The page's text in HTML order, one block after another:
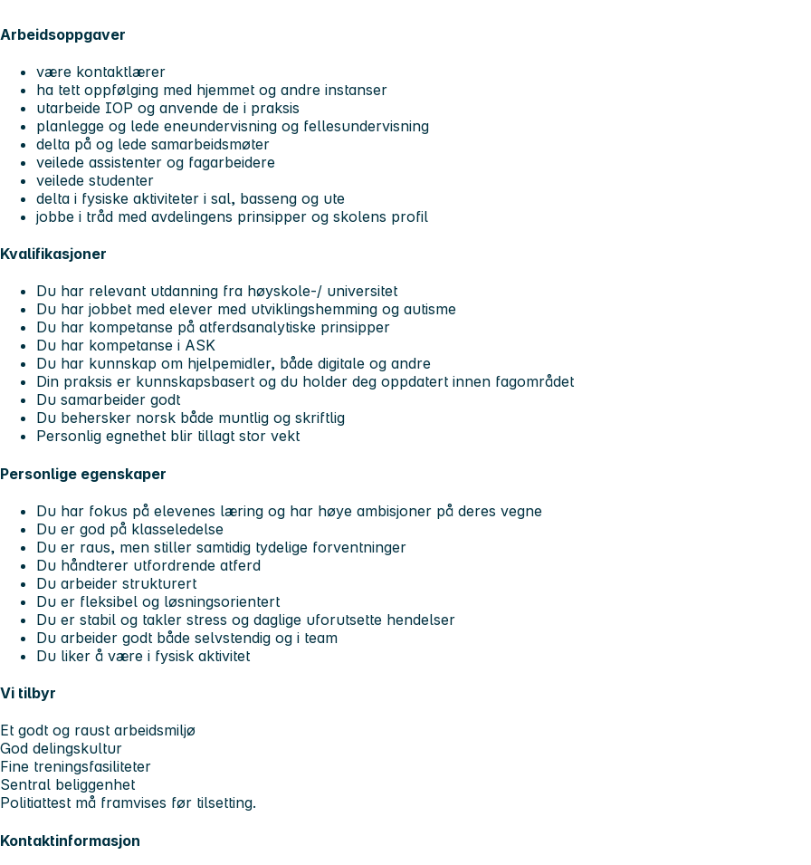
Arbeidsoppgaver
være kontaktlærer
ha tett oppfølging med hjemmet og andre instanser
utarbeide IOP og anvende de i praksis
planlegge og lede eneundervisning og fellesundervisning
delta på og lede samarbeidsmøter
veilede assistenter og fagarbeidere
veilede studenter
delta i fysiske aktiviteter i sal, basseng og ute
jobbe i tråd med avdelingens prinsipper og skolens profil
Kvalifikasjoner
Du har relevant utdanning fra høyskole-/ universitet
Du har jobbet med elever med utviklingshemming og autisme
Du har kompetanse på atferdsanalytiske prinsipper
Du har kompetanse i ASK
Du har kunnskap om hjelpemidler, både digitale og andre
Din praksis er kunnskapsbasert og du holder deg oppdatert innen fagområdet
Du samarbeider godt
Du behersker norsk både muntlig og skriftlig
Personlig egnethet blir tillagt stor vekt
Personlige egenskaper
Du har fokus på elevenes læring og har høye ambisjoner på deres vegne
Du er god på klasseledelse
Du er raus, men stiller samtidig tydelige forventninger
Du håndterer utfordrende atferd
Du arbeider strukturert
Du er fleksibel og løsningsorientert
Du er stabil og takler stress og daglige uforutsette hendelser
Du arbeider godt både selvstendig og i team
Du liker å være i fysisk aktivitet
Vi tilbyr
Et godt og raust arbeidsmiljø
God delingskultur
Fine treningsfasiliteter
Sentral beliggenhet
Politiattest må framvises før tilsetting.
Kontaktinformasjon